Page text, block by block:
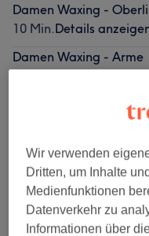
Damen Waxing -
10 Min.Details
Damen Waxing - Arme
Damen Waxing -
Details
Alle Services
Damen Waxing (11)
Wir verwenden
Dritten, um Inhalte
Medienfunktionen
Datenverkehr zu
Informationen über